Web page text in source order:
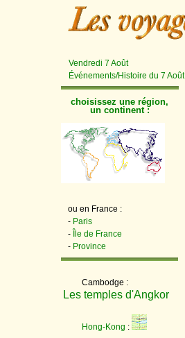
Vendredi 7 Août
Événements/Histoire du 7 Août
choisissez une région,
un continent :
ou en France :
- Paris
-
Île de France
- Province
Cambodge :
Les temples d'Angkor
Hong-Kong :